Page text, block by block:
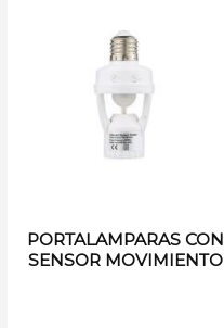
PORTALAMPARAS CON
SENSOR MOVIMIENTO